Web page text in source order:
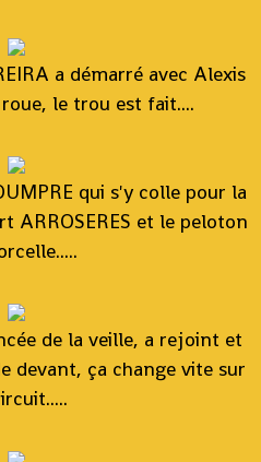
a démarré avec Alexis
le trou est fait....
qui s'y colle pour la
ARROSERES et le peloton
de la veille, a rejoint et
devant, ça change vite sur